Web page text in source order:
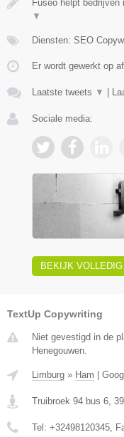
Fuseo helpt
▼
Diensten: SEO
Er wordt gewerkt op
Laatste tweets ▼
Sociale media:
BEKIJK
TextUp Copywriting
Niet gevestigd in de
Henegouwen.
Limburg » Ham
Truibroek 94 bus 6,
Tel: +32498120345,